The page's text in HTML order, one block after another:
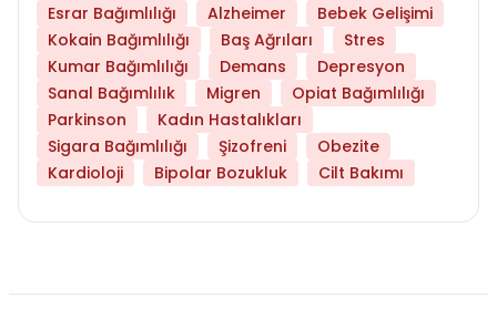
Esrar Bağımlılığı
Alzheimer
Bebek Gelişimi
Kokain Bağımlılığı
Baş Ağrıları
Stres
Kumar Bağımlılığı
Demans
Depresyon
Sanal Bağımlılık
Migren
Opiat Bağımlılığı
Parkinson
Kadın Hastalıkları
Sigara Bağımlılığı
Şizofreni
Obezite
Kardioloji
Bipolar Bozukluk Cilt Bakımı